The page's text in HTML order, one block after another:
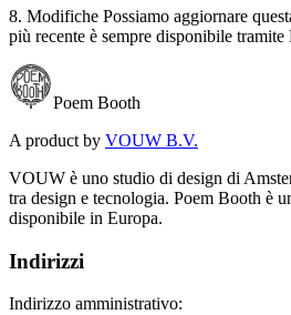
8. Modifiche Possiamo aggiornare
più recente è sempre disponibile tramite
Poem Booth
A product by VOUW B.V.
VOUW è uno studio di design di
tra design e tecnologia. Poem Booth è
disponibile in Europa.
Indirizzi
Indirizzo amministrativo: